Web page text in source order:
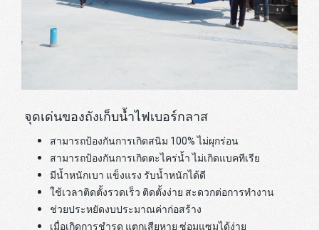
จุดเด่นของถังเก็บน้ำไฟเบอร์กลาส
สามารถป้องกันการเกิดสนิม 100% ไม่ผุกร่อน
สามารถป้องกันการเกิดตะไคร่น้ำ ไม่เกิดแบคทีเรีย
มีน้ำหนักเบา แข็งแรง รับน้ำหนักได้ดี
ใช้เวลาติดตั้งรวดเร็ว ติดตั้งง่าย สะดวกต่อการทำงาน
ช่วยประหยัดงบประมาณค่าก่อสร้าง
เมื่อเกิดการชำรุด แตกเสียหาย ซ่อมแซมได้ง่าย